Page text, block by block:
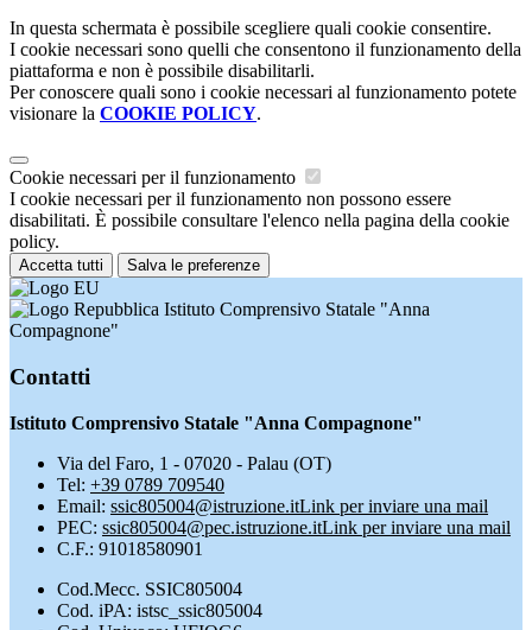
In questa schermata è possibile scegliere quali cookie consentire.
I cookie necessari sono quelli che consentono il funzionamento della
piattaforma e non è possibile disabilitarli.
Per conoscere quali sono i cookie necessari al funzionamento potete
visionare la COOKIE POLICY.
Cookie necessari per il funzionamento
I cookie necessari per il funzionamento non possono essere
disabilitati. È possibile consultare l'elenco nella pagina della cookie
policy.
Accetta tutti Salva le preferenze
Istituto Comprensivo Statale "Anna
Compagnone"
Contatti
Istituto Comprensivo Statale "Anna Compagnone"
Via del Faro, 1 - 07020 - Palau (OT)
Tel: +39 0789 709540
Email: ssic805004@istruzione.itLink per inviare una mail
PEC: ssic805004@pec.istruzione.itLink per inviare una mail
C.F.: 91018580901
Cod.Mecc. SSIC805004
Cod. iPA: istsc_ssic805004